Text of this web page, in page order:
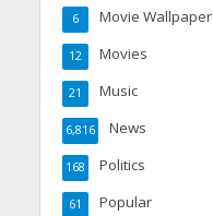
Movie Wallpaper
6
Movies
12
Music
21
News
6,816
Politics
168
Popular
61